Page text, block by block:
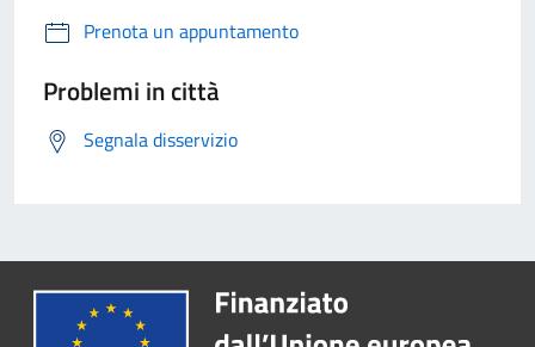
Prenota un appuntamento
Problemi in città
Segnala disservizio